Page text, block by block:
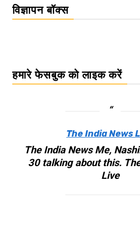
विज्ञापन बॉक्स
हमारे फेसबुक को लाइक करें
The India News
The India News Me,
30 talking about this.
Live